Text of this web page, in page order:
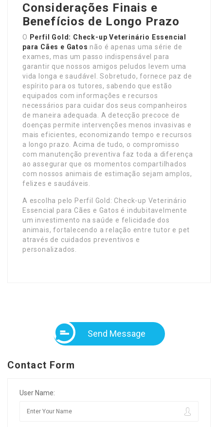
Considerações Finais e
Benefícios de Longo Prazo
O Perfil Gold: Check-up Veterinário Essencial
para Cães e Gatos não é apenas uma série de
exames, mas um passo indispensável para
garantir que nossos amigos peludos levem uma
vida longa e saudável. Sobretudo, fornece paz de
espírito para os tutores, sabendo que estão
equipados com informações e recursos
necessários para cuidar dos seus companheiros
de maneira adequada. A detecção precoce de
doenças permite intervenções menos invasivas e
mais eficientes, economizando tempo e recursos
a longo prazo. Acima de tudo, o compromisso
com manutenção preventiva faz toda a diferença
ao assegurar que os momentos compartilhados
com nossos animais de estimação sejam amplos,
felizes e saudáveis.
A escolha pelo Perfil Gold: Check-up Veterinário
Essencial para Cães e Gatos é indubitavelmente
um investimento na saúde e felicidade dos
animais, fortalecendo a relação entre tutor e pet
através de cuidados preventivos e
personalizados.
Send Message
Contact Form
User Name: